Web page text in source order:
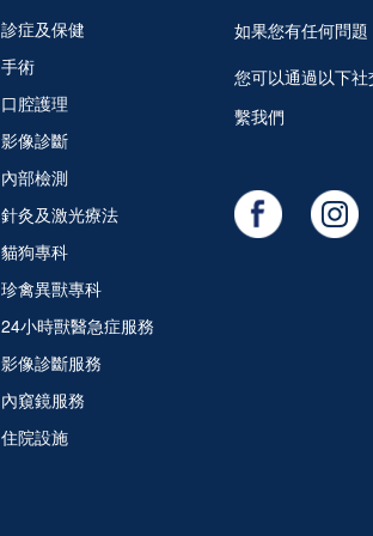
診症及保健
手術
口腔護理
影像診斷
內部檢測
針灸及激光療法
貓狗專科
珍禽異獸專科
24小時獸醫急症服務
影像診斷服務
內窺鏡服務
住院設施
如果您有任何問題
您可以通過以下
繫我們